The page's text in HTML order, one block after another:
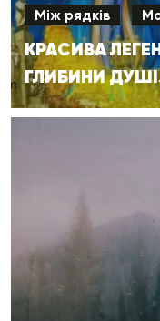
Між рядків
КРАСИВА
ГЛИБИНИ